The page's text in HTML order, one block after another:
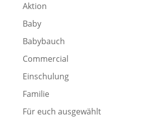
Aktion
Baby
Babybauch
Commercial
Einschulung
Familie
Für euch ausgewählt